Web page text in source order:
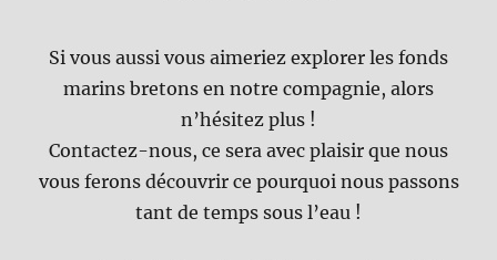
Si vous aussi vous aimeriez explorer les fonds
marins bretons en notre compagnie, alors
n’hésitez plus !
Contactez-nous, ce sera avec plaisir que nous
vous ferons découvrir ce pourquoi nous passons
tant de temps sous l’eau !